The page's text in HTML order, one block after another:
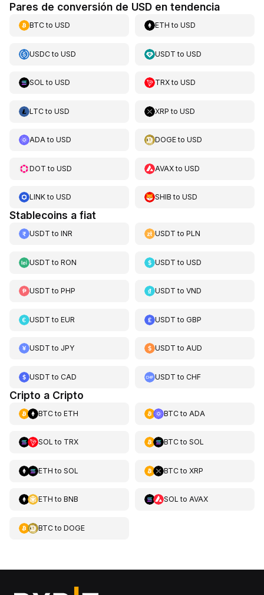
Pares de conversión de USD en tendencia
BTCto USD ETH toUSD
USDCto USD USDT toUSD
SOL to USD TRXtoUSD
LTCto USD XRP toUSD
ADAto USD DOGEtoUSD
DOT to USD AVAXtoUSD
LINKto USD SHIB toUSD
Stablecoins a fiat
USDT to INR USDT toPLN
USDT to RON USDT toUSD
USDT to PHP USDT toVND
USDT to EUR USDT toGBP
USDT to JPY USDT toAUD
USDT to CAD USDT toCHF
Cripto a Cripto
BTCto ETH BTCto ADA
SOL to TRX BTCto SOL
ETH to SOL BTCto XRP
ETH to BNB SOL to AVAX
BTCto DOGE